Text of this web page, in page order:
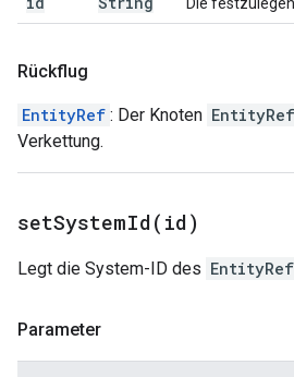
Rückflug
EntityRef : Der Knoten
Verkettung.
setSystemId( id)
Legt die System-ID des
Parameter